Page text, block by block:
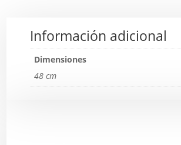
Información adicional
Dimensiones
48 cm